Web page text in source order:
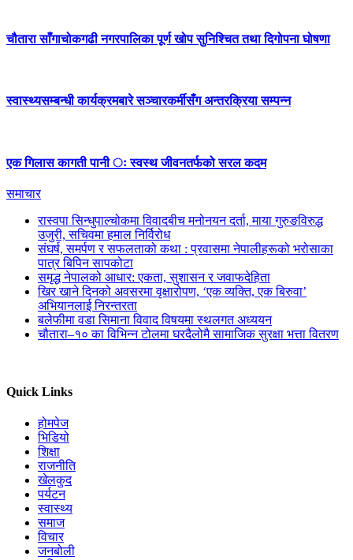
चौतारा साँगाचोकगढी नगरपालिका पूर्ण खोप सुनिश्चित तथा दिगोपना घोषणा
स्वास्थ्यसम्बन्धी कार्यक्रमबारे सञ्चारकर्मीसँग अन्तरक्रिया सम्पन्न
एक गिलास कागती पानी ः स्वस्थ जीवनतर्फको सरल कदम
समाचार
रास्वपा सिन्धुपाल्चोकमा विवादबीच मनोनयन दर्ता, माया गुरुङविरुद्ध
उजुरी, सचिवमा हमाल निर्विरोध
संघर्ष, समर्पण र सफलताको कथा : प्रवासमा नेपालीहरूको भरोसाका
पात्र बिपिन सापकोटा
समृद्ध नेपालको आधार: एकता, सुशासन र जवाफदेहिता
खिर खाने दिनको अवसरमा वृक्षारोपण, ‘एक व्यक्ति, एक बिरुवा’
अभियानलाई निरन्तरता
बलेफीमा वडा सिमाना विवाद विषयमा स्थलगत अध्ययन
चौतारा–१० का विभिन्न टोलमा घरदैलोमै सामाजिक सुरक्षा भत्ता वितरण
Quick Links
होमपेज
भिडियो
शिक्षा
राजनीति
खेलकुद
पर्यटन
स्वास्थ्य
समाज
विचार
जनबोली